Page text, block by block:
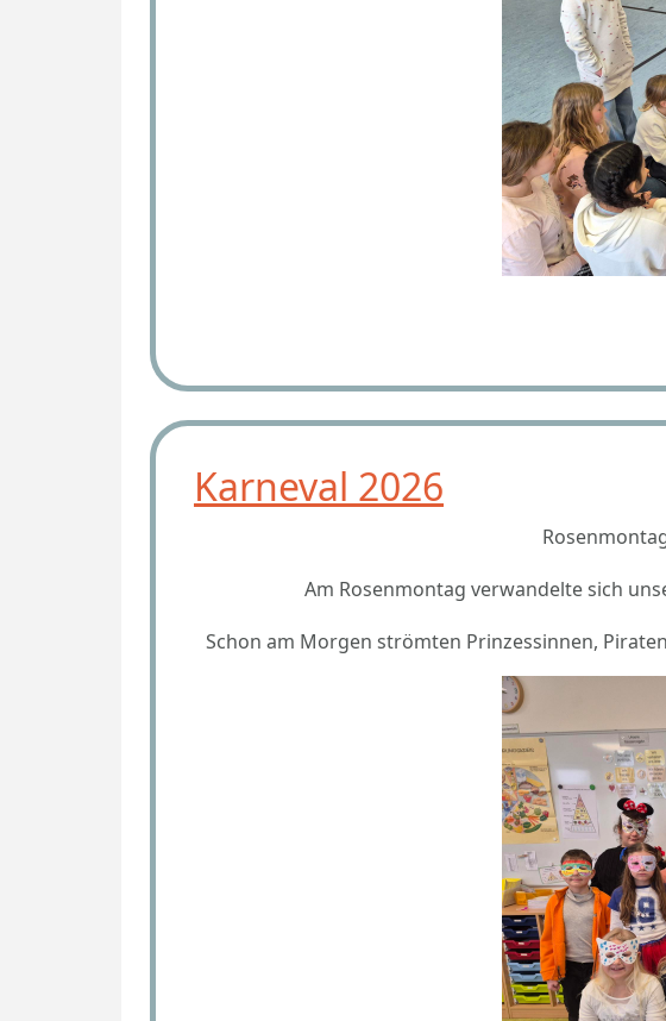
Karneval 2026
Am Rosenmontag verwandelte sich
Schon am Morgen strömten Prinzessinnen,